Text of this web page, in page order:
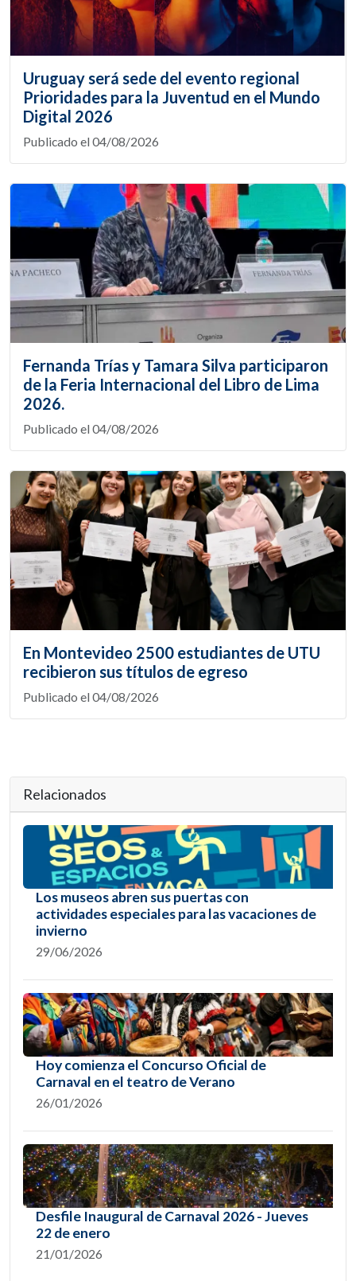
Uruguay será sede del evento regional
Prioridades para la Juventud en el Mundo
Digital 2026
Publicado el 04/08/2026
Fernanda Trías y Tamara Silva participaron
de la Feria Internacional del Libro de Lima
2026.
Publicado el 04/08/2026
En Montevideo 2500 estudiantes de UTU
recibieron sus títulos de egreso
Publicado el 04/08/2026
Relacionados
Los museos abren sus puertas con
actividades especiales para las vacaciones de
invierno
29/06/2026
Hoy comienza el Concurso Oficial de
Carnaval en el teatro de Verano
26/01/2026
Desfile Inaugural de Carnaval 2026 - Jueves
22 de enero
21/01/2026